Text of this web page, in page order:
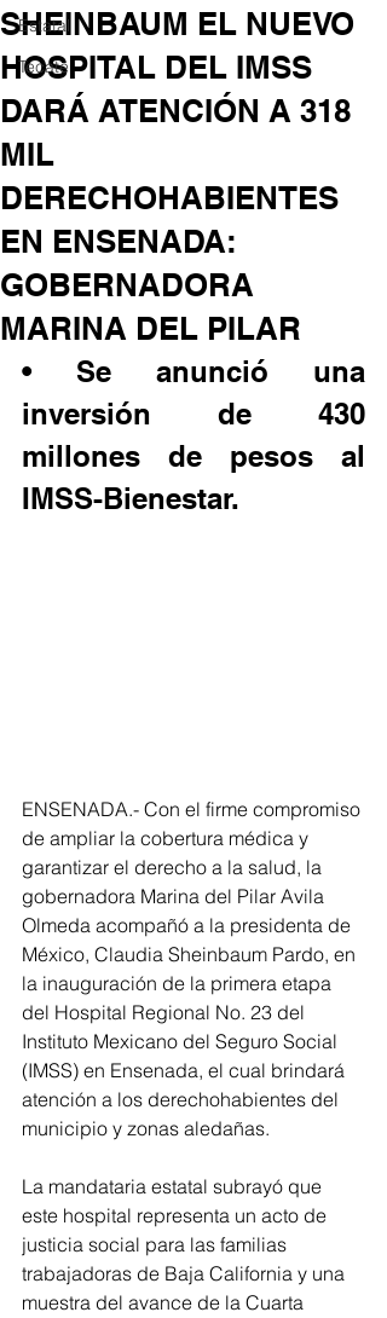
Estatal
Tecate
SHEINBAUM EL NUEVO
HOSPITAL DEL IMSS
DARÁ ATENCIÓN A 318
MIL
DERECHOHABIENTES
EN ENSENADA:
GOBERNADORA
MARINA DEL PILAR
• Se anunció una
inversión de 430
millones de pesos al
IMSS-Bienestar.
ENSENADA.- Con el firme compromiso
de ampliar la cobertura médica y
garantizar el derecho a la salud, la
gobernadora Marina del Pilar Avila
Olmeda acompañó a la presidenta de
México, Claudia Sheinbaum Pardo, en
la inauguración de la primera etapa
del Hospital Regional No. 23 del
Instituto Mexicano del Seguro Social
(IMSS) en Ensenada, el cual brindará
atención a los derechohabientes del
municipio y zonas aledañas.
La mandataria estatal subrayó que
este hospital representa un acto de
justicia social para las familias
trabajadoras de Baja California y una
muestra del avance de la Cuarta